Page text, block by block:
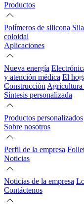
Productos
Polímeros de silicona
coloidal
Aplicaciones
Nueva energía
y atención médica El
Construcción
Síntesis personalizada
Productos personalizados
Sobre nosotros
Perfil de la empresa
Noticias
Noticias de la empresa
Contáctenos